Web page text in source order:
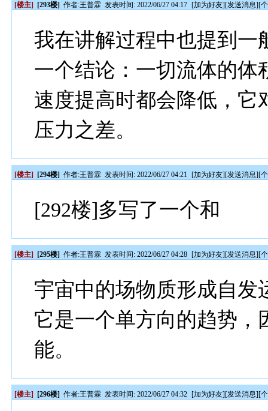
[楼主] [293楼] 作者:王普霖 发表时间: 2022/06/27 04:17 [加为好友][发送消息][
我在讲解过程中也提到一
一个结论：一切流体的体
速度提高时都会降低，它
压力之差。
[楼主] [294楼] 作者:王普霖 发表时间: 2022/06/27 04:21 [加为好友][发送消息][
[292楼]多写了一个和
[楼主] [295楼] 作者:王普霖 发表时间: 2022/06/27 04:28 [加为好友][发送消息][
宇宙中的场物质形成自发
它是一个单方向的趋势，
能。
[楼主] [296楼] 作者:王普霖 发表时间: 2022/06/27 04:32 [加为好友][发送消息][